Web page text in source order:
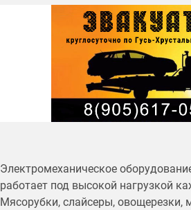
Электромеханическое
работает под высокой нагрузкой
Мясорубки, слайсеры, овощерезки,